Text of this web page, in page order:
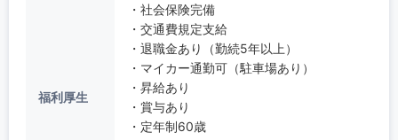
福利厚生
・社会保険完備
・交通費規定支給
・退職金あり（勤続5年以上）
・マイカー通勤可（駐車場あり）
・昇給あり
・賞与あり
・定年制60歳